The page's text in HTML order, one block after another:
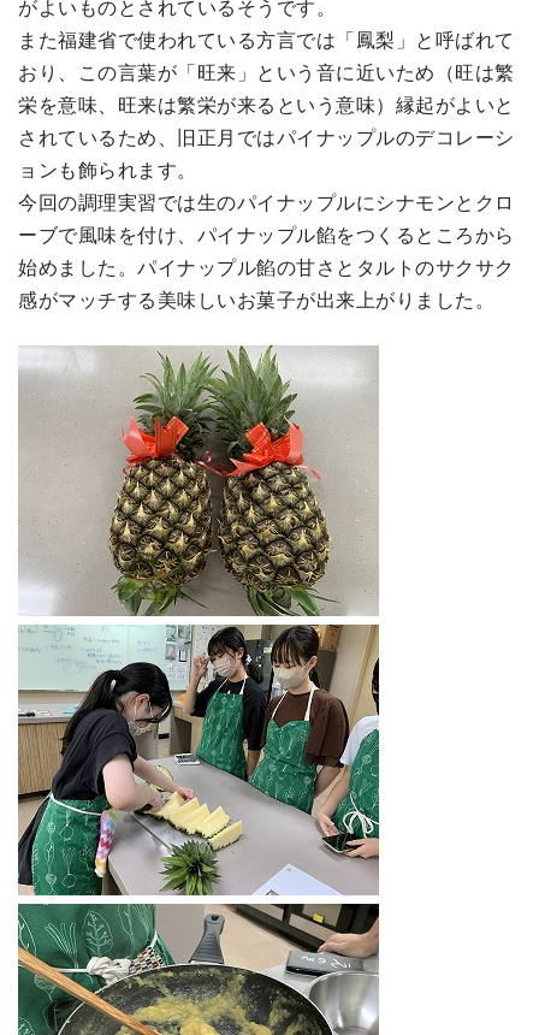
がよいものとされているそうです。
また福建省で使われている方言では「鳳梨」と呼ばれて
おり、この言葉が「旺来」という音に近いため（旺は繁
栄を意味、旺来は繁栄が来るという意味）縁起がよいと
されているため、旧正月ではパイナップルのデコレーシ
ョンも飾られます。
今回の調理実習では生のパイナップルにシナモンとクロ
ーブで風味を付け、パイナップル餡をつくるところから
始めました。パイナップル餡の甘さとタルトのサクサク
感がマッチする美味しいお菓子が出来上がりました。